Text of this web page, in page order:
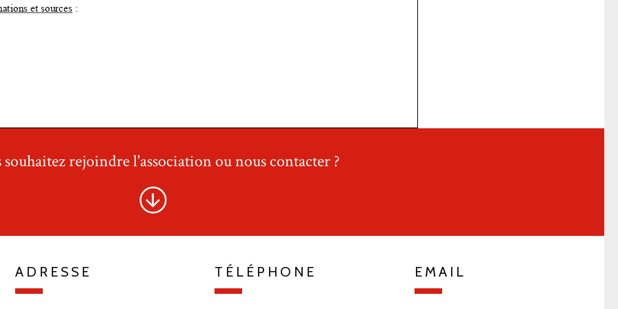
souhaitez rejoindre l'association ou nous contacter ?
ADRESSE TÉLÉPHONE EMAIL